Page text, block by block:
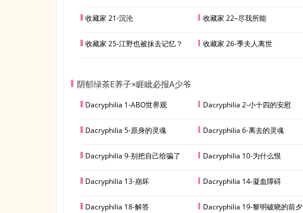
收藏家 21-沉沦 收藏家 22–尽我所能
收藏家 25-江野也被抹去记忆？ 收藏家 26-季夫人离世
阴郁绿茶E养子×睚眦必报A少爷
Dacryphilia 1-ABO世界观 Dacryphilia 2-小十四的安慰
Dacryphilia 5-原身的灵魂 Dacryphilia 6-离去的灵魂
Dacryphilia 9-别把自己给骗了 Dacryphilia 10-为什么恨
Dacryphilia 13-崩坏 Dacryphilia 14-凝血障碍
Dacryphilia 18-解答 Dacryphilia 19-黎明破晓的前夕